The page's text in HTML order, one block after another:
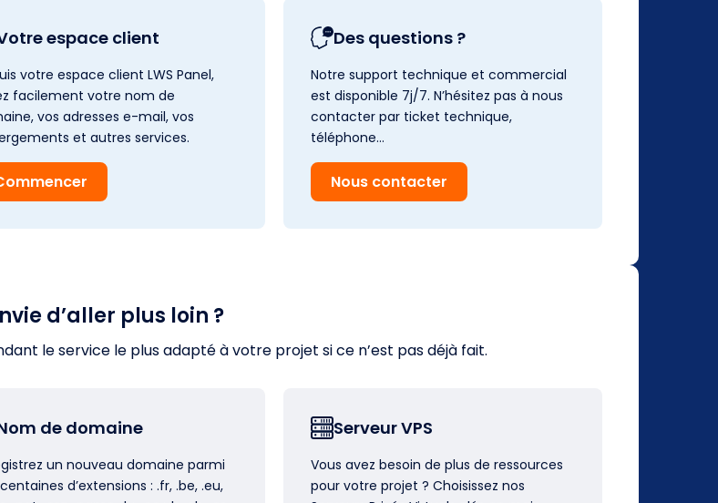
espace client
votre espace client LWS Panel,
facilement votre nom de
vos adresses e-mail, vos
et autres services.
Des questions ?
Notre support technique et commercial
est disponible 7j/7. N’hésitez pas à nous
contacter par ticket technique,
téléphone…
Nous contacter
d’aller plus loin ?
le service le plus adapté à votre projet si ce n’est pas déjà fait.
de domaine
un nouveau domaine parmi
d’extensions : .fr, .be, .eu,
Serveur VPS
Vous avez besoin de plus de ressources
pour votre projet ? Choisissez nos